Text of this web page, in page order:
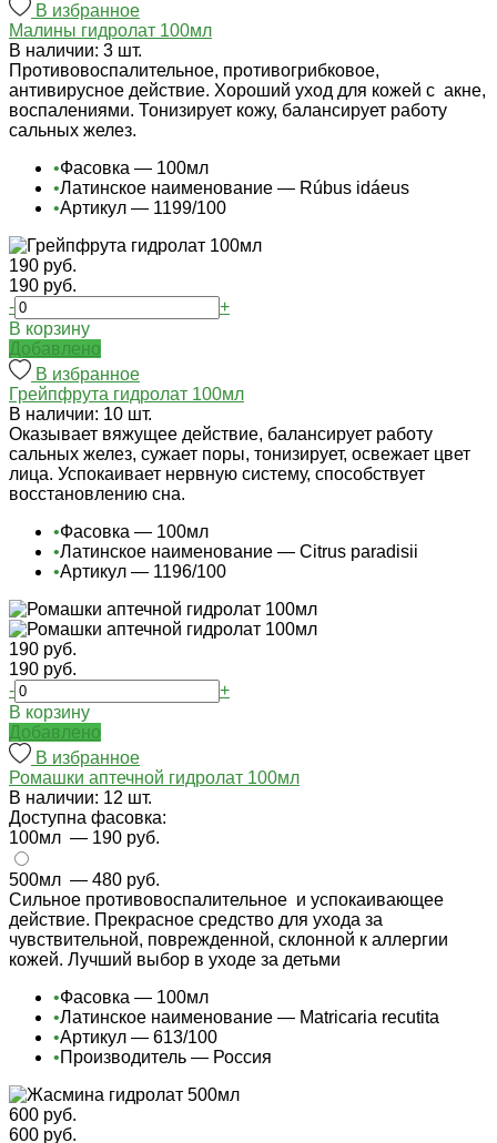
В избранное
Малины гидролат 100мл
В наличии: 3 шт.
Противовоспалительное, противогрибковое,
антивирусное действие. Хороший уход для кожей с акне,
воспалениями. Тонизирует кожу, балансирует работу
сальных желез.
•Фасовка — 100мл
•Латинское наименование — Rúbus idáeus
•Артикул — 1199/100
190 руб.
190 руб.
-
+
В корзину
Добавлено
В избранное
Грейпфрута гидролат 100мл
В наличии: 10 шт.
Оказывает вяжущее действие, балансирует работу
сальных желез, сужает поры, тонизирует, освежает цвет
лица. Успокаивает нервную систему, способствует
восстановлению сна.
•Фасовка — 100мл
•Латинское наименование — Citrus paradisii
•Артикул — 1196/100
190 руб.
190 руб.
-
+
В корзину
Добавлено
В избранное
Ромашки аптечной гидролат 100мл
В наличии: 12 шт.
Доступна фасовка:
100мл — 190 руб.
500мл — 480 руб.
Сильное противовоспалительное и успокаивающее
действие. Прекрасное средство для ухода за
чувствительной, поврежденной, склонной к аллергии
кожей. Лучший выбор в уходе за детьми
•Фасовка — 100мл
•Латинское наименование — Matricaria recutita
•Артикул — 613/100
•Производитель — Россия
600 руб.
600 руб.